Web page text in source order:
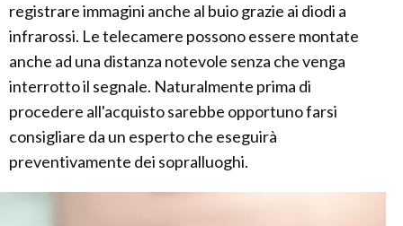
registrare immagini anche al buio grazie ai diodi a
infrarossi. Le telecamere possono essere montate
anche ad una distanza notevole senza che venga
interrotto il segnale. Naturalmente prima di
procedere all'acquisto sarebbe opportuno farsi
consigliare da un esperto che eseguirà
preventivamente dei sopralluoghi.